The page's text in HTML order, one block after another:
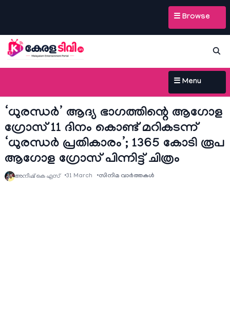
☰ Browse
☰ Menu
‘ധുരന്ധർ’ ആദ്യ ഭാഗത്തിന്റെ ആഗോള
ഗ്രോസ് 11 ദിനം കൊണ്ട് മറികടന്ന്
‘ധുരന്ധർ പ്രതികാരം’; 1365 കോടി രൂപ
ആഗോള ഗ്രോസ് പിന്നിട്ട് ചിത്രം
അനീഷ്‌ കെ എസ് 31 March സിനിമ വാര്‍ത്തകള്‍